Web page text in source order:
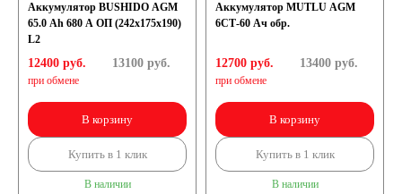
Аккумулятор BUSHIDO AGM
65.0 Ah 680 A ОП (242x175x190)
L2
12400 руб.
при обмене
13100руб.
В корзину
Купить в 1 клик
В наличии
Аккумулятор MUTLU AGM
6СТ-60 Ач обр.
12700 руб.
при обмене
13400руб.
В корзину
Купить в 1 клик
В наличии